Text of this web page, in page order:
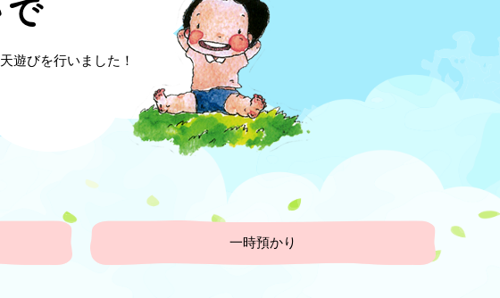
遊びを行いました！
一時預かり